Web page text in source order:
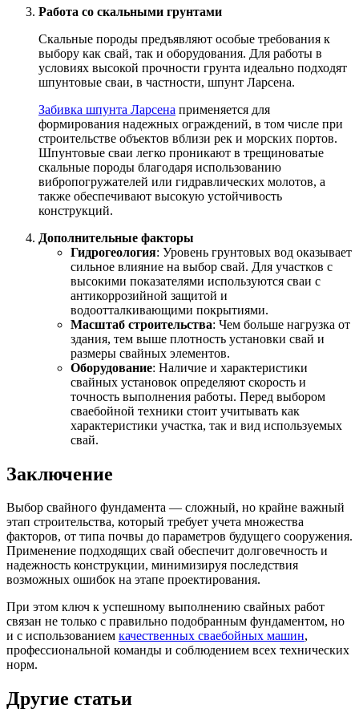
Работа со скальными грунтами
Скальные породы предъявляют особые требования к
выбору как свай, так и оборудования. Для работы в
условиях высокой прочности грунта идеально подходят
шпунтовые сваи, в частности, шпунт Ларсена.
Забивка шпунта Ларсена применяется для
формирования надежных ограждений, в том числе при
строительстве объектов вблизи рек и морских портов.
Шпунтовые сваи легко проникают в трещиноватые
скальные породы благодаря использованию
вибропогружателей или гидравлических молотов, а
также обеспечивают высокую устойчивость
конструкций.
Дополнительные факторы
Гидрогеология: Уровень грунтовых вод оказывает
сильное влияние на выбор свай. Для участков с
высокими показателями используются сваи с
антикоррозийной защитой и
водоотталкивающими покрытиями.
Масштаб строительства: Чем больше нагрузка от
здания, тем выше плотность установки свай и
размеры свайных элементов.
Оборудование: Наличие и характеристики
свайных установок определяют скорость и
точность выполнения работы. Перед выбором
сваебойной техники стоит учитывать как
характеристики участка, так и вид используемых
свай.
Заключение
Выбор свайного фундамента — сложный, но крайне важный
этап строительства, который требует учета множества
факторов, от типа почвы до параметров будущего сооружения.
Применение подходящих свай обеспечит долговечность и
надежность конструкции, минимизируя последствия
возможных ошибок на этапе проектирования.
При этом ключ к успешному выполнению свайных работ
связан не только с правильно подобранным фундаментом, но
и с использованием качественных сваебойных машин,
профессиональной команды и соблюдением всех технических
норм.
Другие статьи